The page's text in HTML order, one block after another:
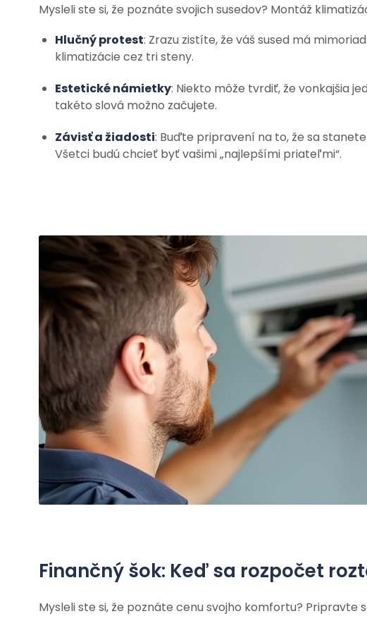
Mysleli ste si, že poznáte svojich susedov? Montáž
Hlučný protest: Zrazu zistíte, že váš sused má
klimatizácie cez tri steny.
Estetické námietky: Niekto môže tvrdiť, že vonkajšia
takéto slová možno začujete.
Závisť a žiadosti: Buďte pripravení na to, že sa
Všetci budú chcieť byť vašimi „najlepšími priateľmi“.
Finančný šok: Keď sa rozpočet
Mysleli ste si, že poznáte cenu svojho komfortu? Pripravte